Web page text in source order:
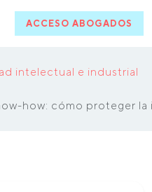
ACCESO ABOGADOS
intelectual e industrial
how: cómo proteger